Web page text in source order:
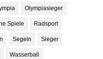
Olympiasieger
Spiele Radsport
Segeln Sieger
Wasserball